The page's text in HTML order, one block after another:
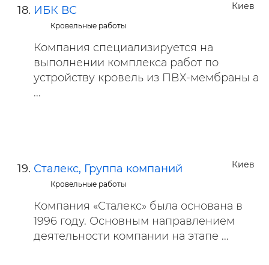
Киев
ИБК ВС
Кровельные работы
Компания специализируется на
выполнении комплекса работ по
устройству кровель из ПВХ-мембраны а
...
Киев
Сталекс, Группа компаний
Кровельные работы
Компания «Сталекс» была основана в
1996 году. Основным направлением
деятельности компании на этапе ...